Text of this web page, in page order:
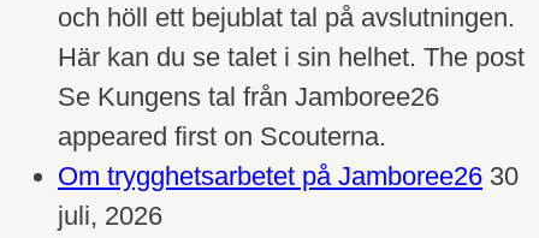
och höll ett bejublat tal på avslutningen.
Här kan du se talet i sin helhet. The post
Se Kungens tal från Jamboree26
appeared first on Scouterna.
Om trygghetsarbetet på Jamboree26 30
juli, 2026